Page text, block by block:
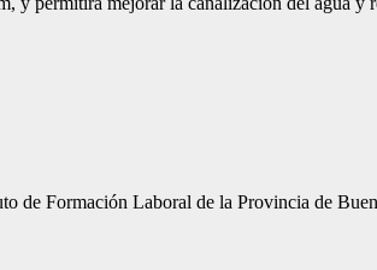
de Formación Laboral de la Provincia de